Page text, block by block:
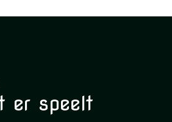
er speelt